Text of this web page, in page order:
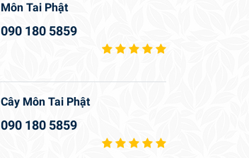
Môn Tai Phật
090 180 5859
Cây Môn Tai Phật
090 180 5859